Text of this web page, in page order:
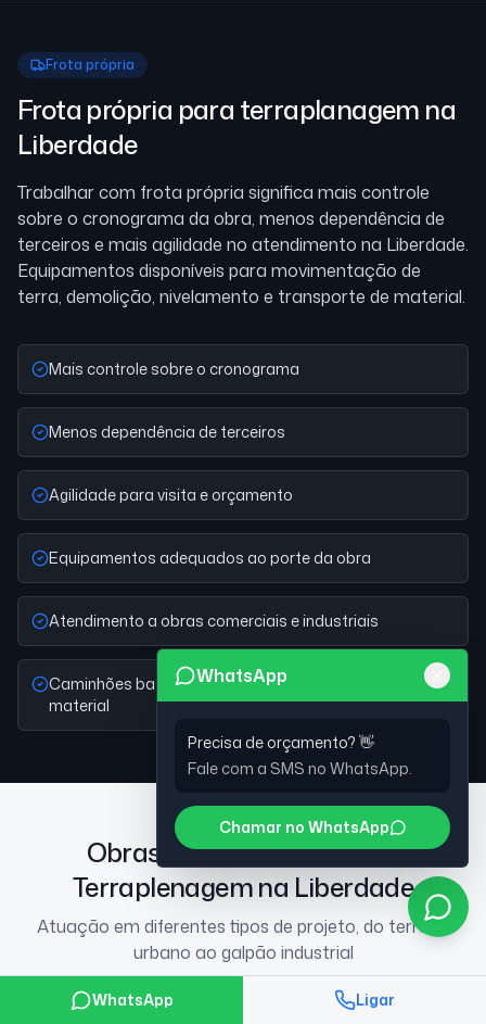
Frota própria
Frota própria para terraplanagem na
Liberdade
Trabalhar com frota própria significa mais controle
sobre o cronograma da obra, menos dependência de
terceiros e mais agilidade no atendimento na Liberdade.
Equipamentos disponíveis para movimentação de
terra, demolição, nivelamento e transporte de material.
Mais controle sobre o cronograma
Menos dependência de terceiros
Agilidade para visita e orçamento
Equipamentos adequados ao porte da obra
Atendimento a obras comerciais e industriais
Caminhões basculantes próprios para retirada de
material
Obras atendidas pela SMS
Terraplenagem na Liberdade
Atuação em diferentes tipos de projeto, do terreno
urbano ao galpão industrial
WhatsApp
Precisa de orçamento? 👋
Fale com a SMS no WhatsApp.
Chamar no WhatsApp
WhatsApp Ligar